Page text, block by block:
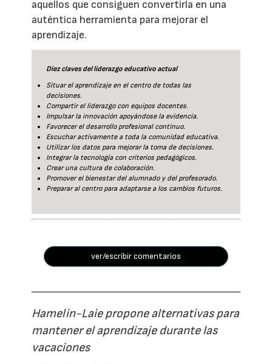
aquellos que consiguen convertirla en una
auténtica herramienta para mejorar el
aprendizaje.
Diez claves del liderazgo educativo actual
Situar el aprendizaje en el centro de todas las
decisiones.
Compartir el liderazgo con equipos docentes.
Impulsar la innovación apoyándose la evidencia.
Favorecer el desarrollo profesional continuo.
Escuchar activamente a toda la comunidad educativa.
Utilizar los datos para mejorar la toma de decisiones.
Integrar la tecnología con criterios pedagógicos.
Crear una cultura de colaboración.
Promover el bienestar del alumnado y del profesorado.
Preparar al centro para adaptarse a los cambios futuros.
ver/escribir comentarios
Hamelin-Laie propone alternativas para
mantener el aprendizaje durante las
vacaciones